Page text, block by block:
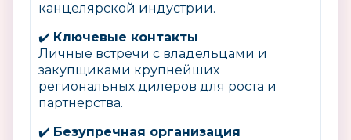
канцелярской индустрии.
✔️ Ключевые контакты
Личные встречи с владельцами и
закупщиками крупнейших
региональных дилеров для роста и
партнерства.
✔️ Безупречная организация